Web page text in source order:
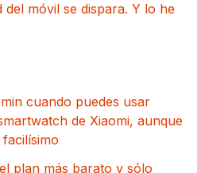
del móvil se dispara. Y lo he
cuando puedes usar
de Xiaomi, aunque
plan más barato y sólo